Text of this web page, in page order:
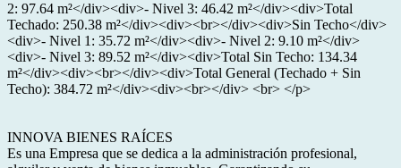
2: 97.64 m²</div><div>- Nivel 3: 46.42 m²</div><div>Total
Techado: 250.38 m²</div><div><br></div><div>Sin Techo</div>
<div>- Nivel 1: 35.72 m²</div><div>- Nivel 2: 9.10 m²</div>
<div>- Nivel 3: 89.52 m²</div><div>Total Sin Techo: 134.34
m²</div><div><br></div><div>Total General (Techado + Sin
Techo): 384.72 m²</div><div><br></div> <br> </p>
INNOVA BIENES RAÍCES
Es una Empresa que se dedica a la administración profesional,